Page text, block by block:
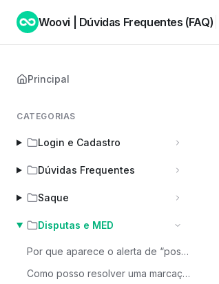
Woovi | Dúvidas Frequentes (FAQ)
Principal
CATEGORIAS
Login e Cadastro
Dúvidas Frequentes
Saque
Disputas e MED
Por que aparece o alerta de “possível golpe” ao tentar pagar via Pix?
Como posso resolver uma marcação de fraude?